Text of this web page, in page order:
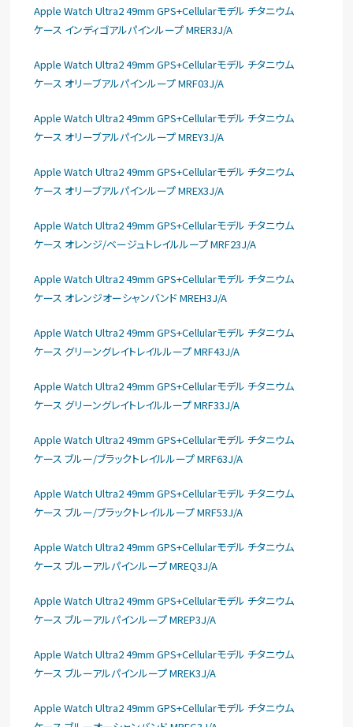
Apple Watch Ultra2 49mm GPS+Cellularモデル チタニウム
ケース インディゴアルパインループ MRER3J/A
Apple Watch Ultra2 49mm GPS+Cellularモデル チタニウム
ケース オリーブアルパインループ MRF03J/A
Apple Watch Ultra2 49mm GPS+Cellularモデル チタニウム
ケース オリーブアルパインループ MREY3J/A
Apple Watch Ultra2 49mm GPS+Cellularモデル チタニウム
ケース オリーブアルパインループ MREX3J/A
Apple Watch Ultra2 49mm GPS+Cellularモデル チタニウム
ケース オレンジ/ベージュトレイルループ MRF23J/A
Apple Watch Ultra2 49mm GPS+Cellularモデル チタニウム
ケース オレンジオーシャンバンド MREH3J/A
Apple Watch Ultra2 49mm GPS+Cellularモデル チタニウム
ケース グリーングレイトレイルループ MRF43J/A
Apple Watch Ultra2 49mm GPS+Cellularモデル チタニウム
ケース グリーングレイトレイルループ MRF33J/A
Apple Watch Ultra2 49mm GPS+Cellularモデル チタニウム
ケース ブルー/ブラックトレイルループ MRF63J/A
Apple Watch Ultra2 49mm GPS+Cellularモデル チタニウム
ケース ブルー/ブラックトレイルループ MRF53J/A
Apple Watch Ultra2 49mm GPS+Cellularモデル チタニウム
ケース ブルーアルパインループ MREQ3J/A
Apple Watch Ultra2 49mm GPS+Cellularモデル チタニウム
ケース ブルーアルパインループ MREP3J/A
Apple Watch Ultra2 49mm GPS+Cellularモデル チタニウム
ケース ブルーアルパインループ MREK3J/A
Apple Watch Ultra2 49mm GPS+Cellularモデル チタニウム